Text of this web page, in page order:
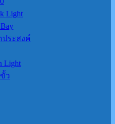
Light
ประสงค์
Light
ว